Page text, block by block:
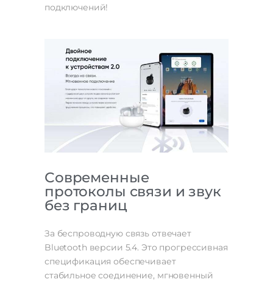
подключений!
Современные
протоколы связи и звук
без границ
За беспроводную связь отвечает
Bluetooth версии 5.4. Это прогрессивная
спецификация обеспечивает
стабильное соединение, мгновенный